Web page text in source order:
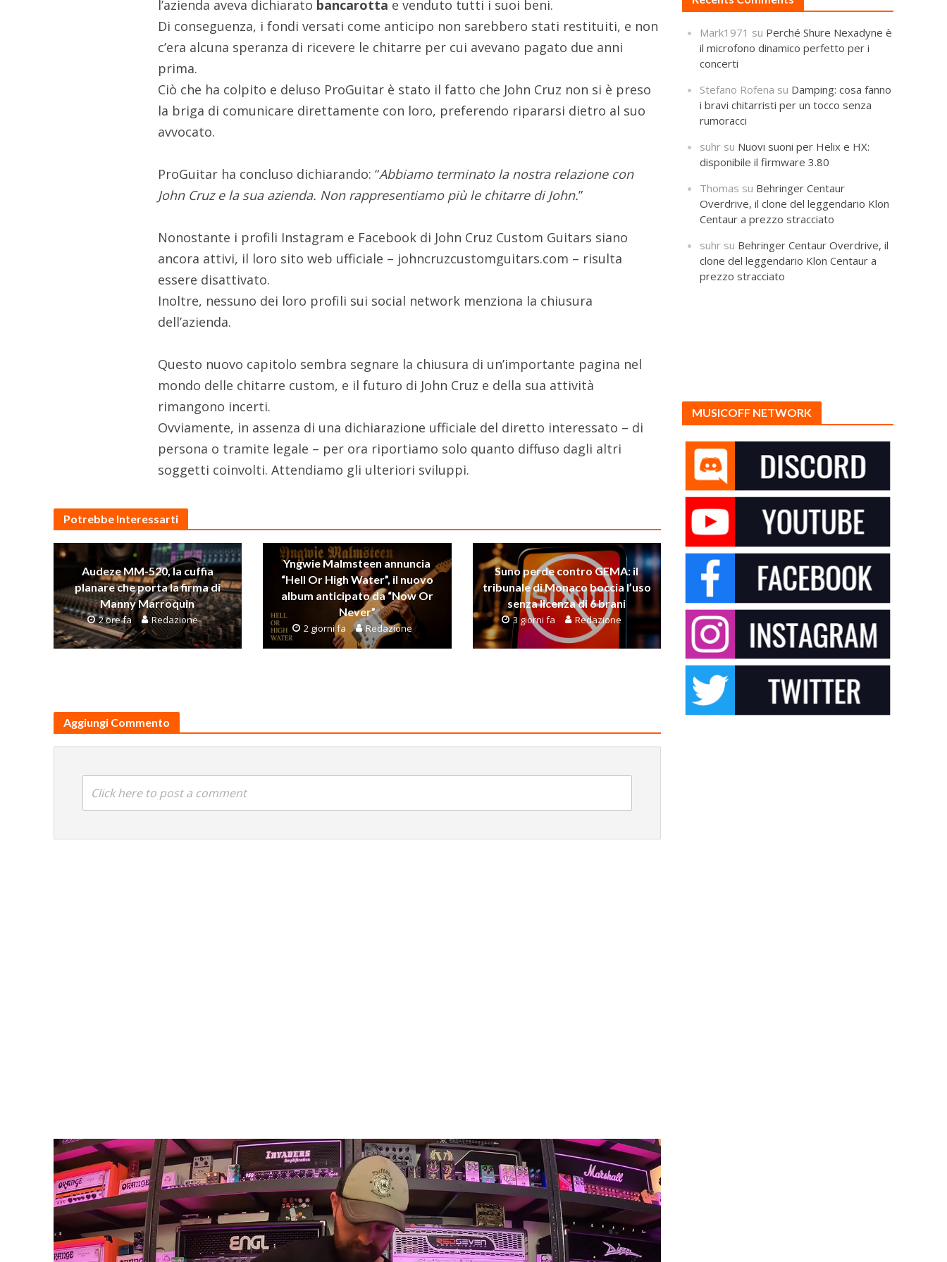
l’azienda aveva dichiarato bancarotta e venduto tutti i suoi beni.
Di conseguenza, i fondi versati come anticipo non sarebbero stati restituiti, e non
c’era alcuna speranza di ricevere le chitarre per cui avevano pagato due anni
prima.
Ciò che ha colpito e deluso ProGuitar è stato il fatto che John Cruz non si è preso
la briga di comunicare direttamente con loro, preferendo ripararsi dietro al suo
avvocato.
ProGuitar ha concluso dichiarando: “Abbiamo terminato la nostra relazione con
John Cruz e la sua azienda. Non rappresentiamo più le chitarre di John.”
Nonostante i profili Instagram e Facebook di John Cruz Custom Guitars siano
ancora attivi, il loro sito web ufficiale – johncruzcustomguitars.com – risulta
essere disattivato.
Inoltre, nessuno dei loro profili sui social network menziona la chiusura
dell’azienda.
Questo nuovo capitolo sembra segnare la chiusura di un’importante pagina nel
mondo delle chitarre custom, e il futuro di John Cruz e della sua attività
rimangono incerti.
Ovviamente, in assenza di una dichiarazione ufficiale del diretto interessato – di
persona o tramite legale – per ora riportiamo solo quanto diffuso dagli altri
soggetti coinvolti. Attendiamo gli ulteriori sviluppi.
Potrebbe Interessarti
Audeze MM-520, la cuffia
planare che porta la firma di
Manny Marroquin
2 ore fa Redazione
Yngwie Malmsteen annuncia
“Hell Or High Water”, il nuovo
album anticipato da “Now Or
Never”
2 giorni fa Redazione
Suno perde contro GEMA: il
tribunale di Monaco boccia l’uso
senza licenza di 6 brani
3 giorni fa Redazione
Aggiungi Commento
Click here to post a comment
Mark1971 su Perché Shure Nexadyne è
il microfono dinamico perfetto per i
concerti
Stefano Rofena su Damping: cosa fanno
i bravi chitarristi per un tocco senza
rumoracci
suhr su Nuovi suoni per Helix e HX:
disponibile il firmware 3.80
Thomas su Behringer Centaur
Overdrive, il clone del leggendario Klon
Centaur a prezzo stracciato
suhr su Behringer Centaur Overdrive, il
clone del leggendario Klon Centaur a
prezzo stracciato
MUSICOFF NETWORK